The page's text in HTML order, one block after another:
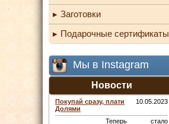
Заготовки
Подарочные сертификаты
Мы в Instagram
Новости
Покупай сразу, плати
Долями
10.05.2023
Теперь стало